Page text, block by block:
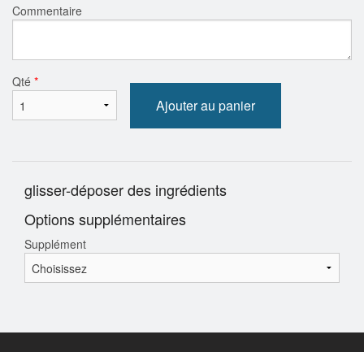
Commentaire
Qté *
Ajouter au panier
glisser-déposer des ingrédients
Options supplémentaires
Supplément